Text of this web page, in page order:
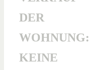
DER
WOHNUNG:
KEINE